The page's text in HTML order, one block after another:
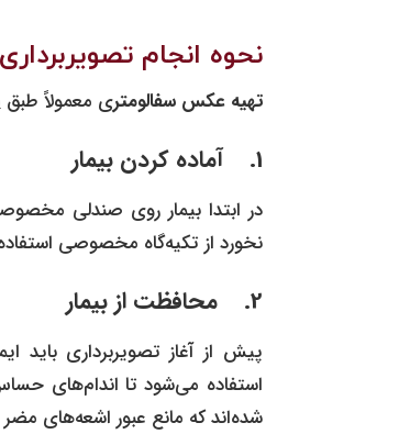
نحوه انجام
تهیه عکس سفالومتری معمولاً طبق
1. آماده کردن بیمار
در ابتدا بیمار روی صندلی
نخورد از تکیه‌گاه مخصوصی
2. محافظت از بیمار
پیش از آغاز تصویربرداری باید
استفاده می‌شود تا اندام‌های
شده‌اند که مانع عبور اشعه‌های